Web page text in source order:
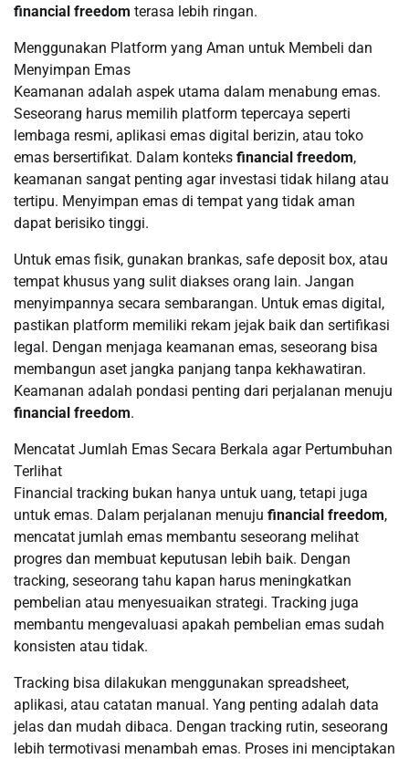
financial freedom terasa lebih ringan.
Menggunakan Platform yang Aman untuk Membeli dan
Menyimpan Emas
Keamanan adalah aspek utama dalam menabung emas.
Seseorang harus memilih platform tepercaya seperti
lembaga resmi, aplikasi emas digital berizin, atau toko
emas bersertifikat. Dalam konteks financial freedom,
keamanan sangat penting agar investasi tidak hilang atau
tertipu. Menyimpan emas di tempat yang tidak aman
dapat berisiko tinggi.
Untuk emas fisik, gunakan brankas, safe deposit box, atau
tempat khusus yang sulit diakses orang lain. Jangan
menyimpannya secara sembarangan. Untuk emas digital,
pastikan platform memiliki rekam jejak baik dan sertifikasi
legal. Dengan menjaga keamanan emas, seseorang bisa
membangun aset jangka panjang tanpa kekhawatiran.
Keamanan adalah pondasi penting dari perjalanan menuju
financial freedom.
Mencatat Jumlah Emas Secara Berkala agar Pertumbuhan
Terlihat
Financial tracking bukan hanya untuk uang, tetapi juga
untuk emas. Dalam perjalanan menuju financial freedom,
mencatat jumlah emas membantu seseorang melihat
progres dan membuat keputusan lebih baik. Dengan
tracking, seseorang tahu kapan harus meningkatkan
pembelian atau menyesuaikan strategi. Tracking juga
membantu mengevaluasi apakah pembelian emas sudah
konsisten atau tidak.
Tracking bisa dilakukan menggunakan spreadsheet,
aplikasi, atau catatan manual. Yang penting adalah data
jelas dan mudah dibaca. Dengan tracking rutin, seseorang
lebih termotivasi menambah emas. Proses ini menciptakan